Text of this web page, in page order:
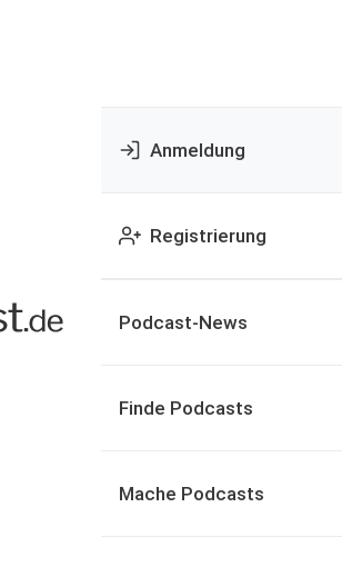
Anmeldung
Registrierung
Podcast-News
Finde Podcasts
Mache Podcasts